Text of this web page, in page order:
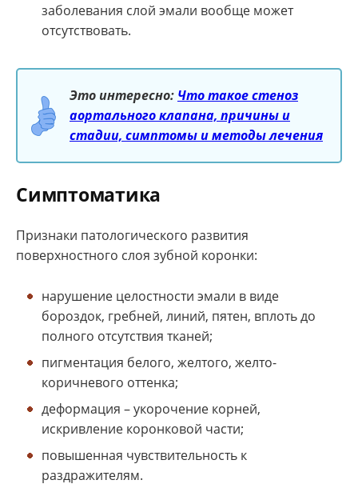
заболевания слой эмали вообще может
отсутствовать.
Это интересно: Что такое стеноз
аортального клапана, причины и
стадии, симптомы и методы лечения
Симптоматика
Признаки патологического развития
поверхностного слоя зубной коронки:
нарушение целостности эмали в виде
бороздок, гребней, линий, пятен, вплоть до
полного отсутствия тканей;
пигментация белого, желтого, желто-
коричневого оттенка;
деформация – укорочение корней,
искривление коронковой части;
повышенная чувствительность к
раздражителям.